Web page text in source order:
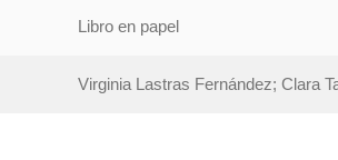
Libro en papel
Virginia Lastras Fernández; Clara